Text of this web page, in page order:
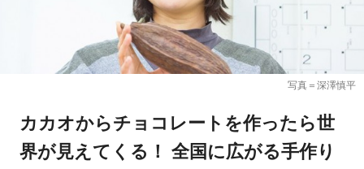
生協の宅配パルシステム
写真＝深澤慎平
カカオからチョコレートを作ったら世
界が見えてくる！ 全国に広がる手作り